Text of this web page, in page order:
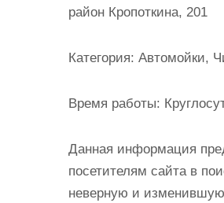
район Кропоткина, 201
Категория: Автомойки,
Время работы:
Данная информация
посетителям сайта в
неверную и